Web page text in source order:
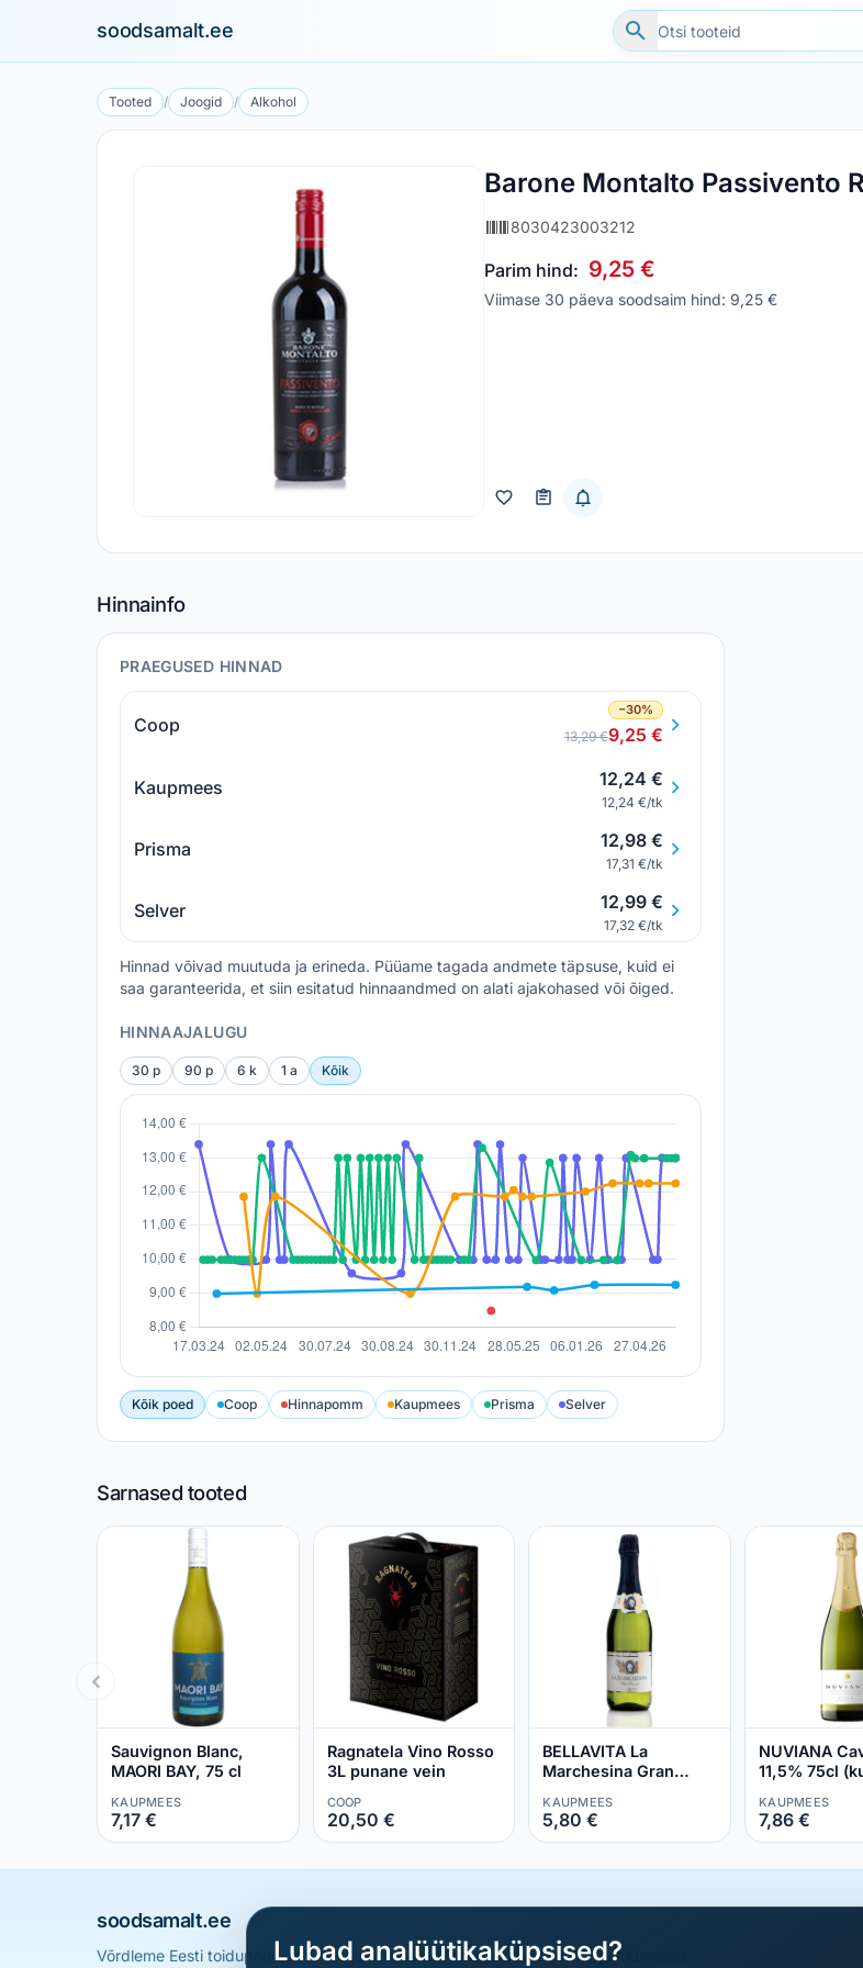
soodsamalt.ee
Tooted / Joogid / Alkohol
Barone Montalto Passivento
8030423003212
Parim hind: 9,25 €
Viimase 30 päeva soodsaim hind: 9,25 €
Hinnainfo
PRAEGUSED HINNAD
Coop
−30%
13,29 €9,25 €
Kaupmees 12,24 €
12,24 €/tk
Prisma 12,98 €
17,31 €/tk
Selver 12,99 €
17,32 €/tk
Hinnad võivad muutuda ja erineda. Püüame tagada andmete täpsuse, kuid ei
saa garanteerida, et siin esitatud hinnaandmed on alati ajakohased või õiged.
HINNAAJALUGU
30 p 90 p 6 k 1 a Kõik
Kõik poed Coop Hinnapomm Kaupmees Prisma Selver
Sarnased tooted
Sauvignon Blanc,
MAORI BAY, 75 cl
KAUPMEES
7,17 €
Ragnatela Vino Rosso
3L punane vein
COOP
20,50 €
BELLAVITA La
Marchesina Gran
(magus)
KAUPMEES
5,80 €
NUVIANA
11,5% 75cl
KAUPMEES
7,86 €
soodsamalt.ee
Võrdleme Eesti toidupoodide hindu ja aitame sul leida parimad sooduspakkumised
Lubad analüütikaküpsised?